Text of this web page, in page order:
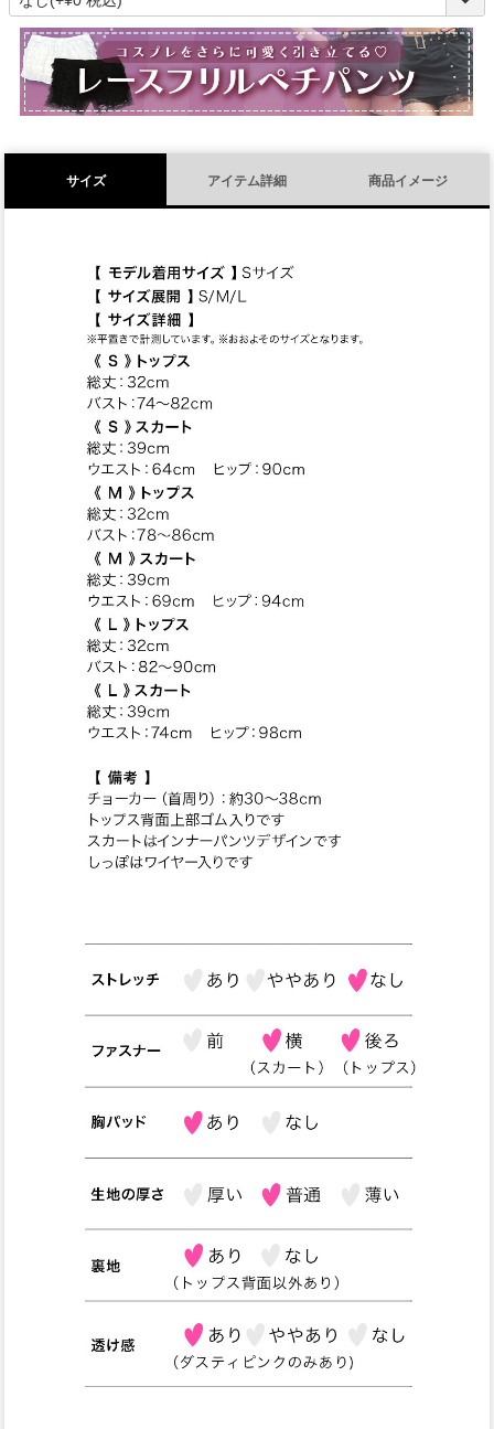
須
)
サイズ アイテム詳細 商品イメージ